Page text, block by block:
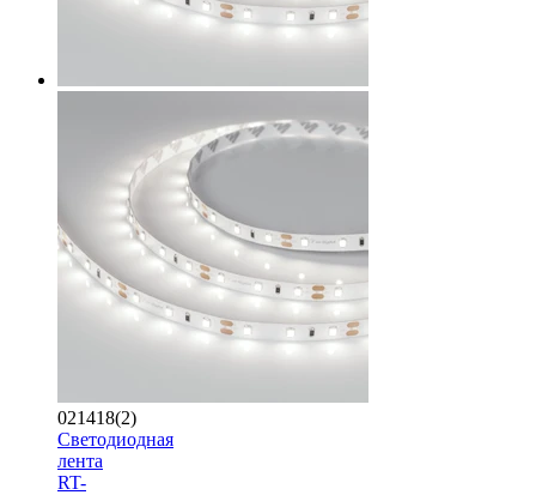
021418(2)
Светодиодная
лента
RT-